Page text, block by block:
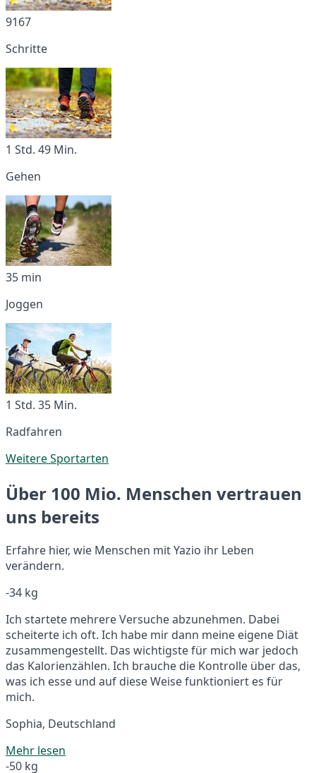
9167
Schritte
1 Std. 49 Min.
Gehen
35 min
Joggen
1 Std. 35 Min.
Radfahren
Weitere Sportarten
Über 100 Mio. Menschen vertrauen
uns bereits
Erfahre hier, wie Menschen mit Yazio ihr Leben
verändern.
-34 kg
Ich startete mehrere Versuche abzunehmen. Dabei
scheiterte ich oft. Ich habe mir dann meine eigene Diät
zusammengestellt. Das wichtigste für mich war jedoch
das Kalorienzählen. Ich brauche die Kontrolle über das,
was ich esse und auf diese Weise funktioniert es für
mich.
Sophia, Deutschland
Mehr lesen
-50 kg